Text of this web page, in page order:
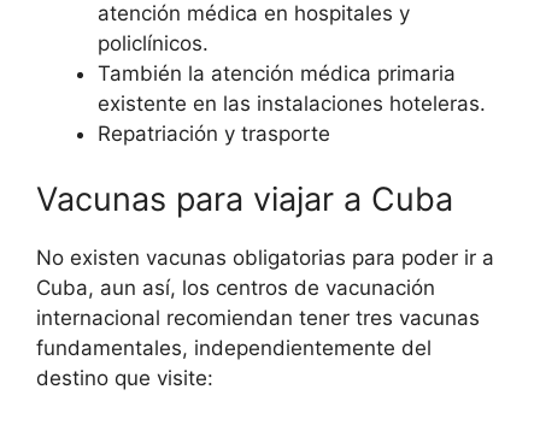
atención médica en hospitales y
policlínicos.
También la atención médica primaria
existente en las instalaciones hoteleras.
Repatriación y trasporte
Vacunas para viajar a Cuba
No existen vacunas obligatorias para poder ir a
Cuba, aun así, los centros de vacunación
internacional recomiendan tener tres vacunas
fundamentales, independientemente del
destino que visite: